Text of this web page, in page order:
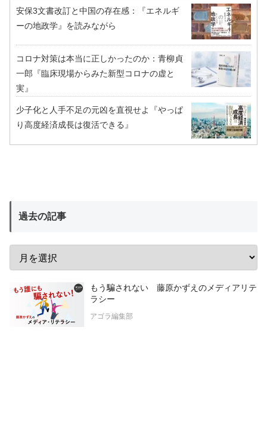
安保3文書改訂と中国の存在感：『エネルギ
ーの地政学』を読みながら
コロナ対策は本当に正しかったのか：青柳貞
一郎『臨床現場からみた新型コロナの虚と
実』
少子化と人手不足の元凶を直視せよ『やっぱ
り高度経済成長は復活できる』
過去の記事
もう騙されない 藤原かずえのメディアリテ
ラシー
アゴラ編集部